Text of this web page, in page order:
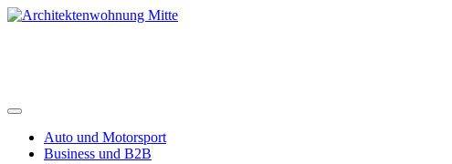
Skip
Auto und Motorsport
Business und B2B